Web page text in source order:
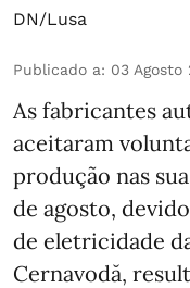
DN/Lusa
Publicado a: 03 Agosto
As fabricantes
aceitaram
produção nas
de agosto,
de eletricidade
Cernavodă,